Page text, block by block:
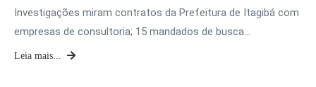
Investigações miram contratos da Prefeitura de Itagibá com
empresas de consultoria; 15 mandados de busca…
Leia mais...